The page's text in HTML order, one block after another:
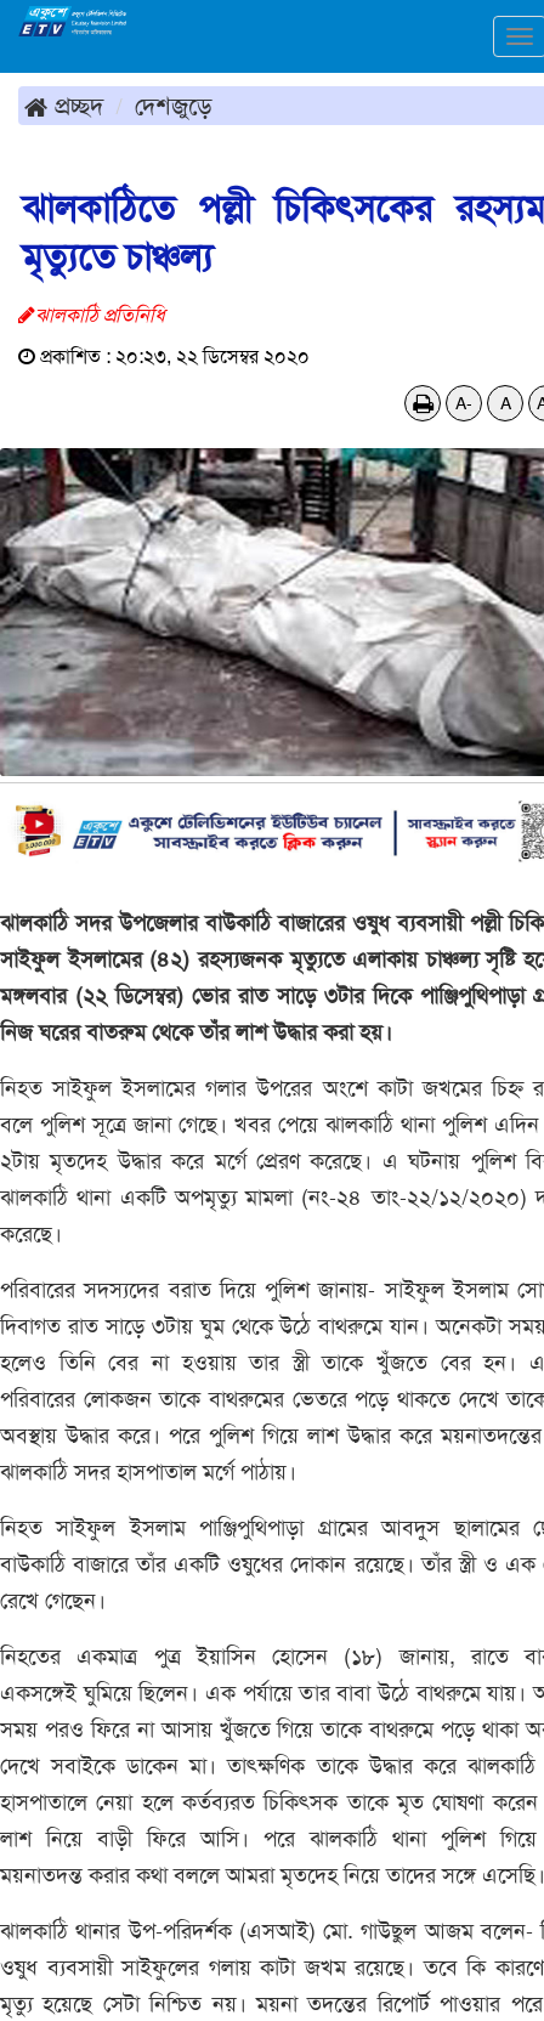
প্রচ্ছদ দেশজুড়ে
ঝালকাঠিতে পল্লী চিকিৎসকের
মৃত্যুতে চাঞ্চল্য
ঝালকাঠি প্রতিনিধি
প্রকাশিত : ২০:২৩, ২২ ডিসেম্বর ২০২০
A- A
ঝালকাঠি সদর উপজেলার বাউকাঠি বাজারের ওষুধ ব্যবসায়ী পল্লী
সাইফুল ইসলামের (৪২) রহস্যজনক মৃত্যুতে এলাকায় চাঞ্চল্য সৃষ্টি
মঙ্গলবার (২২ ডিসেম্বর) ভোর রাত সাড়ে ৩টার দিকে পাঞ্জিপুথিপাড়া
নিজ ঘরের বাতরুম থেকে তাঁর লাশ উদ্ধার করা হয়।
নিহত সাইফুল ইসলামের গলার উপরের অংশে কাটা জখমের চিহ্ন
বলে পুলিশ সূত্রে জানা গেছে। খবর পেয়ে ঝালকাঠি থানা পুলিশ
২টায় মৃতদেহ উদ্ধার করে মর্গে প্রেরণ করেছে। এ ঘটনায় পুলিশ
ঝালকাঠি থানা একটি অপমৃত্যু মামলা (নং-২৪ তাং-২২/১২/২০২০)
করেছে।
পরিবারের সদস্যদের বরাত দিয়ে পুলিশ জানায়- সাইফুল ইসলাম
দিবাগত রাত সাড়ে ৩টায় ঘুম থেকে উঠে বাথরুমে যান। অনেকটা
হলেও তিনি বের না হওয়ায় তার স্ত্রী তাকে খুঁজতে বের হন।
পরিবারের লোকজন তাকে বাথরুমের ভেতরে পড়ে থাকতে দেখে
অবস্থায় উদ্ধার করে। পরে পুলিশ গিয়ে লাশ উদ্ধার করে
ঝালকাঠি সদর হাসপাতাল মর্গে পাঠায়।
নিহত সাইফুল ইসলাম পাঞ্জিপুথিপাড়া গ্রামের আবদুস ছালামের
বাউকাঠি বাজারে তাঁর একটি ওষুধের দোকান রয়েছে। তাঁর স্ত্রী ও এক
রেখে গেছেন।
নিহতের একমাত্র পুত্র ইয়াসিন হোসেন (১৮) জানায়, রাতে
একসঙ্গেই ঘুমিয়ে ছিলেন। এক পর্যায়ে তার বাবা উঠে বাথরুমে যায়।
সময় পরও ফিরে না আসায় খুঁজতে গিয়ে তাকে বাথরুমে পড়ে থাকা
দেখে সবাইকে ডাকেন মা। তাৎক্ষণিক তাকে উদ্ধার করে
হাসপাতালে নেয়া হলে কর্তব্যরত চিকিৎসক তাকে মৃত ঘোষণা
লাশ নিয়ে বাড়ী ফিরে আসি। পরে ঝালকাঠি থানা পুলিশ
ময়নাতদন্ত করার কথা বললে আমরা মৃতদেহ নিয়ে তাদের সঙ্গে এসেছি।
ঝালকাঠি থানার উপ-পরিদর্শক (এসআই) মো. গাউছুল আজম বলেন-
ওষুধ ব্যবসায়ী সাইফুলের গলায় কাটা জখম রয়েছে। তবে কি
মৃত্যু হয়েছে সেটা নিশ্চিত নয়। ময়না তদন্তের রিপোর্ট পাওয়ার